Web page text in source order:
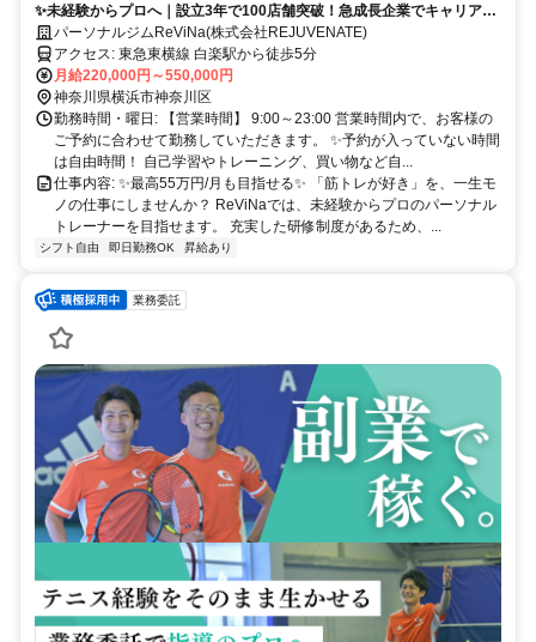
✨未経験からプロへ｜設立3年で100店舗突破！急成長企業でキャリアア
ップパーソナルジムReViNa(株式会社REJUVENATE)
アクセス: 東急東横線 白楽駅から徒歩5分
月給220,000円～550,000円
神奈川県横浜市神奈川区
勤務時間・曜日: 【営業時間】 9:00～23:00 営業時間内で、お客様の
ご予約に合わせて勤務していただきます。 ✨予約が入っていない時間
は自由時間！ 自己学習やトレーニング、買い物など自...
仕事内容: ✨最高55万円/月も目指せる✨ 「筋トレが好き」を、一生モ
ノの仕事にしませんか？ ReViNaでは、未経験からプロのパーソナル
トレーナーを目指せます。 充実した研修制度があるため、...
シフト自由 即日勤務OK 昇給あり
業務委託